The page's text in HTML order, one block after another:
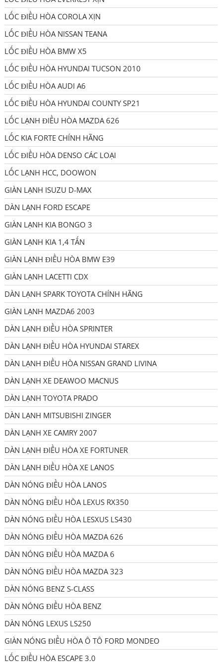
LỐC ĐIỀU HÒA COROLA XỊN
LỐC ĐIỀU HÒA NISSAN TEANA
LỐC ĐIỀU HÒA BMW X5
LỐC ĐIỀU HÒA HYUNDAI TUCSON 2010
LỐC ĐIỀU HÒA AUDI A6
LỐC ĐIỀU HÒA HYUNDAI COUNTY SP21
LỐC LẠNH ĐIỀU HÒA MAZDA 626
LỐC KIA FORTE CHÍNH HÃNG
LỐC ĐIỀU HÒA DENSO CÁC LOẠI
LỐC LẠNH HCC, DOOWON
GIÀN LẠNH ISUZU D-MAX
DÀN LẠNH FORD ESCAPE
GIÀN LẠNH KIA BONGO 3
GIÀN LẠNH KIA 1,4 TẤN
GIÀN LẠNH ĐIỀU HÒA BMW E39
GIÀN LẠNH LACETTI CDX
DÀN LẠNH SPARK TOYOTA CHÍNH HÃNG
GIÀN LẠNH MAZDA6 2003
DÀN LẠNH ĐIỀU HÒA SPRINTER
DÀN LẠNH ĐIỀU HÒA HYUNDAI STAREX
DÀN LẠNH ĐIỀU HÒA NISSAN GRAND LIVINA
DÀN LẠNH XE DEAWOO MACNUS
DÀN LẠNH TOYOTA PRADO
DÀN LẠNH MITSUBISHI ZINGER
DÀN LẠNH XE CAMRY 2007
DÀN LẠNH ĐIỀU HÒA XE FORTUNER
DÀN LẠNH ĐIỀU HÒA XE LANOS
DÀN NÓNG ĐIỀU HÒA LANOS
DÀN NÓNG ĐIỀU HÒA LEXUS RX350
DÀN NÓNG ĐIỀU HÒA LESXUS LS430
DÀN NÓNG ĐIỀU HÒA MAZDA 626
DÀN NÓNG ĐIỀU HÒA MAZDA 6
DÀN NÓNG ĐIỀU HÒA MAZDA 323
DÀN NÓNG BENZ S-CLASS
DÀN NÓNG ĐIỀU HÒA BENZ
DÀN NÓNG LEXUS LS250
GIÀN NÓNG ĐIỀU HÒA Ô TÔ FORD MONDEO
LỐC ĐIỀU HÒA ESCAPE 3.0